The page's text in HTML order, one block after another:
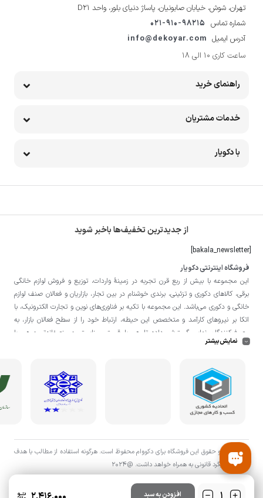
تعداد
افزودن به سبد
تهران، شوش، خیابان صابونیان، پاساژ دنیای بلور، واحد D21
شماره تماس 021-910-98215
آدرس ایمیل info@dekoyar.com
ساعت کاری 10 الی 18
راهنمای خرید
خدمات مشتریان
با دکویار
از جدیدترین تخفیف‌ها باخبر شوید
فروشگاه اینترنتی دکویار
این مجموعه با بيش از ربع قرن تجربه در زمينۀ واردات، توزيع و فروش لوازم خانگی
برقی، کالاهای دکوری و تزئینی، برندی خوشنام در بين تجار، بازاريان و فعالان صنف لوازم
خانگی و دکوری می‌باشد. این مجموعه با تكيه بر فناوری‌های نوين و تجارت الكترونيک، با
اتکا بر نيروهای كارآمد و متخصص اين حيطه، ارتباط خود را از سطح فعالان بازار، به
مصرف‌كنندگان نهايی گسترش داده تا هم با قيمتی مناسبتر و منصفانه‌تر و هم با
خدماتی گسترده‌تر و كيفی‌تر در خدمت هموطنان عزیز در اقصی نقاط ميهنمان باشد.
کالا از انبار تنها در صورت ثبت سفارش قبلی از طریق سایت و انتخاب زمان، امکان پذیر
نمایش بیشتر
تمامی حق و حقوق اين فروشگاه برای دکووام محفوظ است. هرگونه استفاده از مطالب با هدف
اقتصادی پیگرد قانونی به همراه خواهد داشت. @2024